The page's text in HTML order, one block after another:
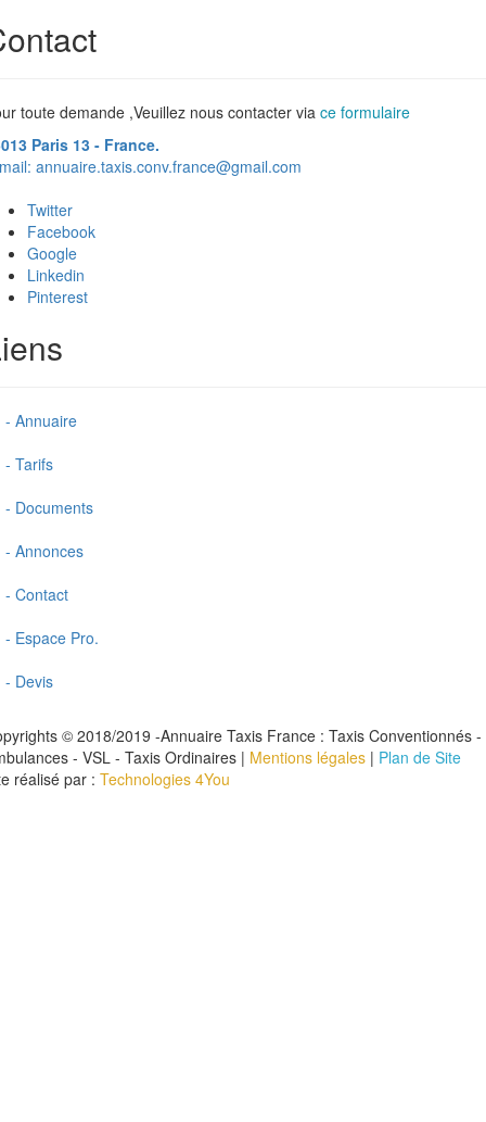
toute demande ,Veuillez nous contacter via ce formulaire
Paris 13 - France.
annuaire.taxis.conv.france@gmail.com
Twitter
Facebook
Google
Linkedin
Pinterest
- Annuaire
- Tarifs
- Documents
- Annonces
- Contact
- Espace Pro.
- Devis
© 2018/2019 -Annuaire Taxis France : Taxis Conventionnés -
- VSL - Taxis Ordinaires | Mentions légales | Plan de Site
réalisé par : Technologies 4You